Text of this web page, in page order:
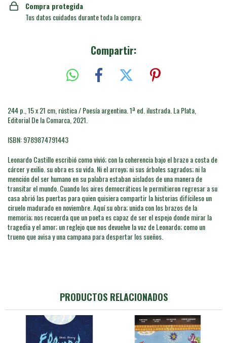
Compra protegida
Tus datos cuidados durante toda la compra.
Compartir:
244 p., 15 x 21 cm, rústica / Poesía argentina. 1ª ed. ilustrada. La Plata,
Editorial De la Comarca, 2021.
ISBN: 9789874791443
Leonardo Castillo escribió como vivió; con la coherencia bajo el brazo a costa de
cárcer y exilio. su obra es su vida. Ni el arroyo; ni sus árboles sagrados; ni la
mención del ser humano en su palabra estaban aislados de una manera de
transitar el mundo. Cuando los aires democráticos le permitieron regresar a su
casa abrió las puertas para quien quisiera compartir la historias difícileso un
ciruelo madurado en noviembre. Aquí su obra; unida con los brazos de la
memoria; nos recuerda que un poeta es capaz de ser el espejo donde mirar la
tragedia y el amor; un reglejo que nos devuelve la voz de Leonardo; como un
trueno que avisa y una campana para despertar los sueños.
PRODUCTOS RELACIONADOS